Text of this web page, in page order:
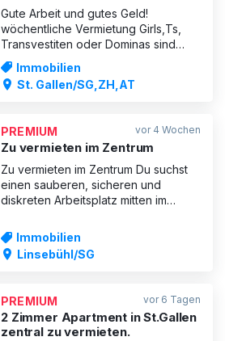
Gute Arbeit und gutes Geld!
wöchentliche Vermietung Girls,Ts,
Transvestiten oder Dominas sind
willkommen. In St. Gallen (CH) sind
Wohnungen mit Arbeitserlaubnis
verfügbar. 1x große 2-Zimmer-
kleines Zimmer - 600 CHF 1x 1-
Zimmer-Wohn
Immobilien
St. Gallen/SG,ZH,AT
PREMIUM vor 4 Wochen
Zu vermieten im Zentrum
Zu vermieten im Zentrum Du suchst
einen sauberen, sicheren und
diskreten Arbeitsplatz mitten im
eine 3 Zimmerwohnung 2.OG mit
Waschmaschine und Tumbler in der
Wohnung, mit Bodenheizung,
ausdrü
Immobilien
Linsebühl/SG
PREMIUM vor 6 Tagen
2 Zimmer Apartment in St.Gallen
zentral zu vermieten.